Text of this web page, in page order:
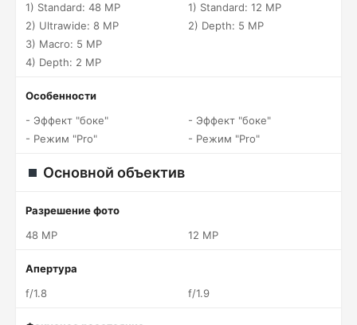
1) Standard: 48 MP
2) Ultrawide: 8 MP
3) Macro: 5 MP
4) Depth: 2 MP
1) Standard: 12 MP
2) Depth: 5 MP
Особенности
- Эффект "боке"
- Режим "Pro"
- Эффект "боке"
- Режим "Pro"
Основной объектив
Разрешение фото
48 MP
12 MP
Апертура
f/1.8
f/1.9